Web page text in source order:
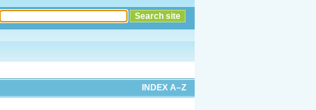
INDEX A–Z